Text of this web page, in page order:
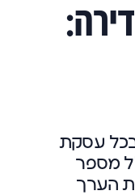
בכל עסקת
מספר
הערך